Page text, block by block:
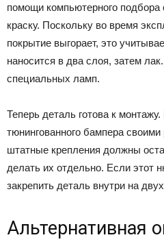
помощи компьютерного
краску. Поскольку во время
покрытие выгорает, это
наносится в два слоя, затем
специальных ламп.
Теперь деталь готова к
тюнингованного бампера
штатные крепления должны
делать их отдельно. Если этот
закрепить деталь внутри на
Альтернативная